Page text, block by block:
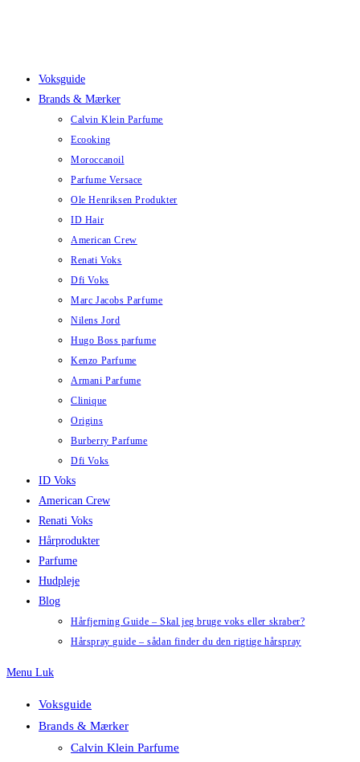
Voksguide
Brands & Mærker
Calvin Klein Parfume
Ecooking
Moroccanoil
Parfume Versace
Ole Henriksen Produkter
ID Hair
American Crew
Renati Voks
Dfi Voks
Marc Jacobs Parfume
Nilens Jord
Hugo Boss parfume
Kenzo Parfume
Armani Parfume
Clinique
Origins
Burberry Parfume
Dfi Voks
ID Voks
American Crew
Renati Voks
Hårprodukter
Parfume
Hudpleje
Blog
Hårfjerning Guide – Skal jeg bruge voks eller skraber?
Hårspray guide – sådan finder du den rigtige hårspray
Menu Luk
Voksguide
Brands & Mærker
Calvin Klein Parfume